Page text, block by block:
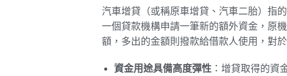
汽車增貸（或稱原車增貸、汽車二胎）指
一個貸款機構申請一筆新的額外資金，原
額，多出的金額則撥款給借款人使用，對
資金用途具備高度彈性：增貸取得的資